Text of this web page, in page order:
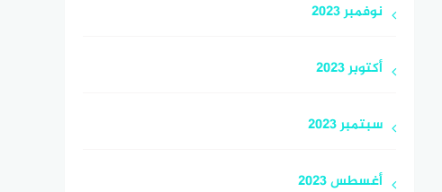
نوفمبر 2023
أكتوبر 2023
سبتمبر 2023
أغسطس 2023